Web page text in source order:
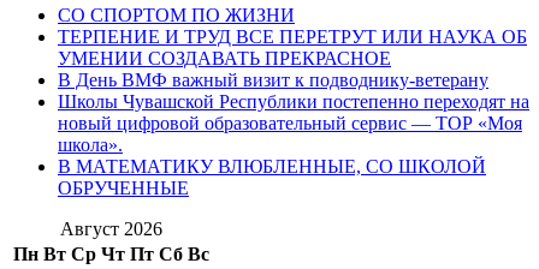
СО СПОРТОМ ПО ЖИЗНИ
ТЕРПЕНИЕ И ТРУД ВСЕ ПЕРЕТРУТ ИЛИ НАУКА ОБ
УМЕНИИ СОЗДАВАТЬ ПРЕКРАСНОЕ
В День ВМФ важный визит к подводнику-ветерану
Школы Чувашской Республики постепенно переходят на
новый цифровой образовательный сервис — ТОР «Моя
школа».
В МАТЕМАТИКУ ВЛЮБЛЕННЫЕ, СО ШКОЛОЙ
ОБРУЧЕННЫЕ
Август 2026
Пн Вт Ср Чт Пт Сб Вс